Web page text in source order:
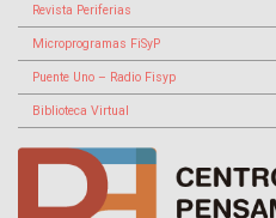
Revista Periferias
Microprogramas FiSyP
Puente Uno – Radio Fisyp
Biblioteca Virtual